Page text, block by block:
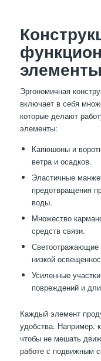
элементы
Эргономичная
включает в себя
которые делают
элементы:
Капюшоны и
ветра и осадков.
Эластичные
предотвращения
воды.
Множество
средств связи.
Светоотражающие
низкой
Усиленные
повреждений и
Каждый элемент
удобства. Например,
чтобы не мешать
работе с подвижным